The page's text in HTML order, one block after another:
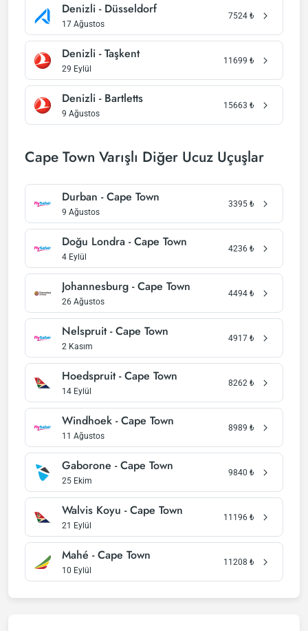
Denizli - Düsseldorf
17 Ağustos
7524 ₺
Denizli - Taşkent
29 Eylül
11699 ₺
Denizli - Bartletts
9 Ağustos
15663 ₺
Cape Town Varışlı Diğer Ucuz Uçuşlar
Durban - Cape Town
9 Ağustos
3395 ₺
Doğu Londra - Cape Town
4 Eylül
4236 ₺
Johannesburg - Cape Town
26 Ağustos
4494 ₺
Nelspruit - Cape Town
2 Kasım
4917 ₺
Hoedspruit - Cape Town
14 Eylül
8262 ₺
Windhoek - Cape Town
11 Ağustos
8989 ₺
Gaborone - Cape Town
25 Ekim
9840 ₺
Walvis Koyu - Cape Town
21 Eylül
11196 ₺
Mahé - Cape Town
10 Eylül
11208 ₺